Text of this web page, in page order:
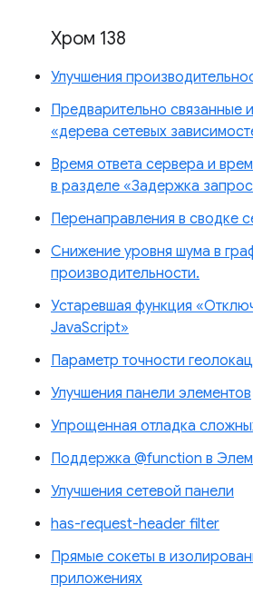
Хром 138
Улучшения
Предварительно связанные
«дерева сетевых
Время ответа сервера и
в разделе «Задержка
Перенаправления в сводке
Снижение уровня шума в
производительности.
Устаревшая функция
JavaScript»
Параметр точности
Улучшения панели элементов
Упрощенная отладка
Поддержка @function в
Улучшения сетевой панели
has-request-header filter
Прямые сокеты в
приложениях